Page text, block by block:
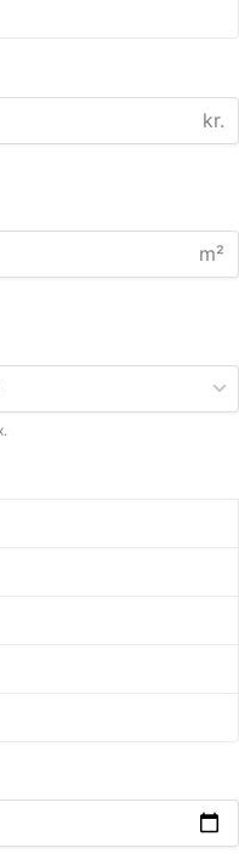
kr.
m²